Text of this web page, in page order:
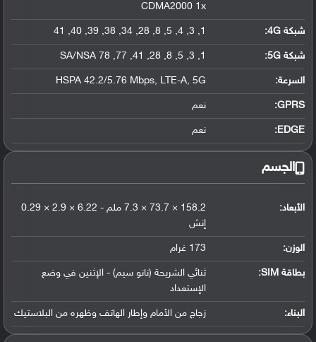
CDMA2000 1x
شبكة 4G :
1, 3, 4, 5, 8, 28, 34, 38, 39, 40, 41
شبكة 5G :
1, 3, 5, 8, 28, 41, 77, 78 SA/NSA
السرعة: HSPA 42.2/5.76 Mbps, LTE-A, 5G
GPRS: نعم
EDGE: نعم
الجسم
الأبعاد:
158.2 × 73.7 × 7.3 ملم - 6.22 × 2.9 × 0.29
إنش
الوزن: 173 غرام
بطاقة SIM:
ثنائي الشريحة (نانو سيم) - الإثنين في وضع
الإستعداد
البناء: زجاج من الأمام وإطار الهاتف وظهره من البلاستيك